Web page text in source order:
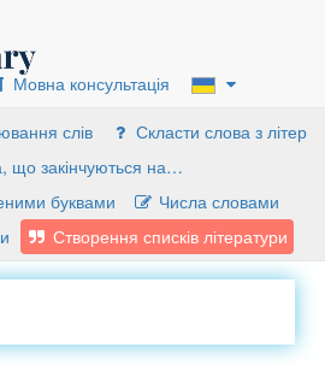
Мовна консультація
слів
Скласти слова з літер
що закінчуються на…
буквами
Числа словами
Створення списків літератури